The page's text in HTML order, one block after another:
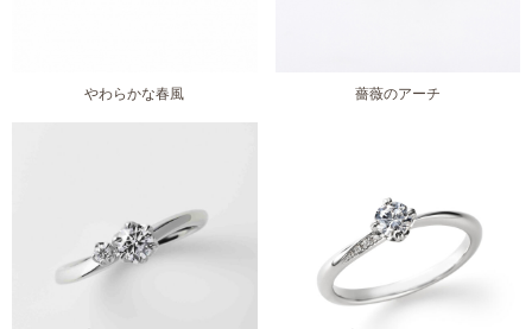
やわらかな春風 薔薇のアーチ